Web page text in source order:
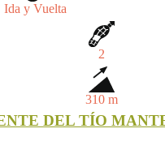
Ida y Vuelta
2
310 m
DEL TÍO